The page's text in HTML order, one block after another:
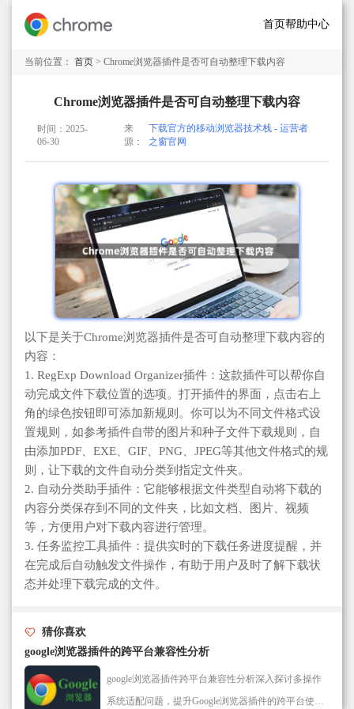
首页帮助中心
当前位置： 首页 > Chrome浏览器插件是否可自动整理下载内容
Chrome浏览器插件是否可自动整理下载内容
时间：2025-
06-30
来
源：
下载官方的移动浏览器技术栈 - 运营者
之窗官网
以下是关于Chrome浏览器插件是否可自动整理下载内容的
内容：
1. RegExp Download Organizer插件：这款插件可以帮你自
动完成文件下载位置的选项。打开插件的界面，点击右上
角的绿色按钮即可添加新规则。你可以为不同文件格式设
置规则，如参考插件自带的图片和种子文件下载规则，自
由添加PDF、EXE、GIF、PNG、JPEG等其他文件格式的规
则，让下载的文件自动分类到指定文件夹。
2. 自动分类助手插件：它能够根据文件类型自动将下载的
内容分类保存到不同的文件夹，比如文档、图片、视频
等，方便用户对下载内容进行管理。
3. 任务监控工具插件：提供实时的下载任务进度提醒，并
在完成后自动触发文件操作，有助于用户及时了解下载状
态并处理下载完成的文件。
猜你喜欢
google浏览器插件的跨平台兼容性分析
google浏览器插件跨平台兼容性分析深入探讨多操作
系统适配问题，提升Google浏览器插件的跨平台使用